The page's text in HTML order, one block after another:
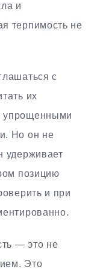
и
терпимость не
с
их
упрощенными
Но он не
удерживает
позицию
и при
— это не
Это